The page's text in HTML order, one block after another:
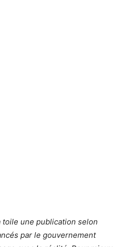
une publication selon
par le gouvernement